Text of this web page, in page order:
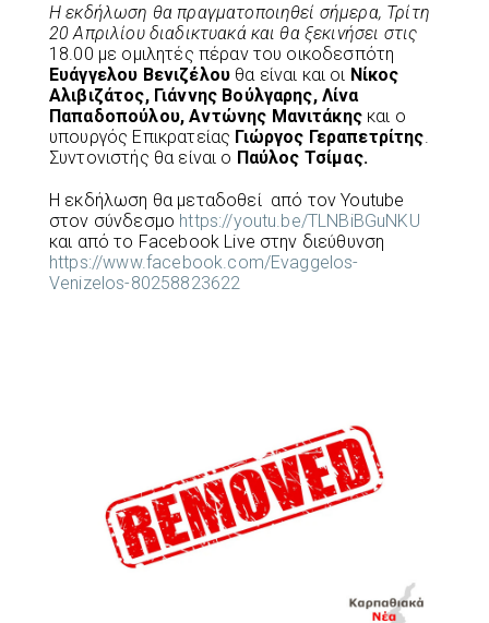
Η εκδήλωση θα πραγματοποιηθεί σήμερα, Τρίτη
20 Απριλίου διαδικτυακά και θα ξεκινήσει στις
18.00 με ομιλητές πέραν του οικοδεσπότη
Ευάγγελου Βενιζέλου θα είναι και οι Νίκος
Αλιβιζάτος, Γιάννης Βούλγαρης, Λίνα
Παπαδοπούλου, Αντώνης Μανιτάκηςκαι ο
υπουργός Επικρατείας Γιώργος Γεραπετρίτης
Συντονιστής θα είναι ο Παύλος Τσίμας.
Η εκδήλωση θα μεταδοθεί από τον Youtube
στον σύνδεσμο https://youtu.be/TLNBiBGuNKU
και από το Facebook Live στην διεύθυνση
https://www.facebook.com/Evaggelos-
Venizelos-80258823622